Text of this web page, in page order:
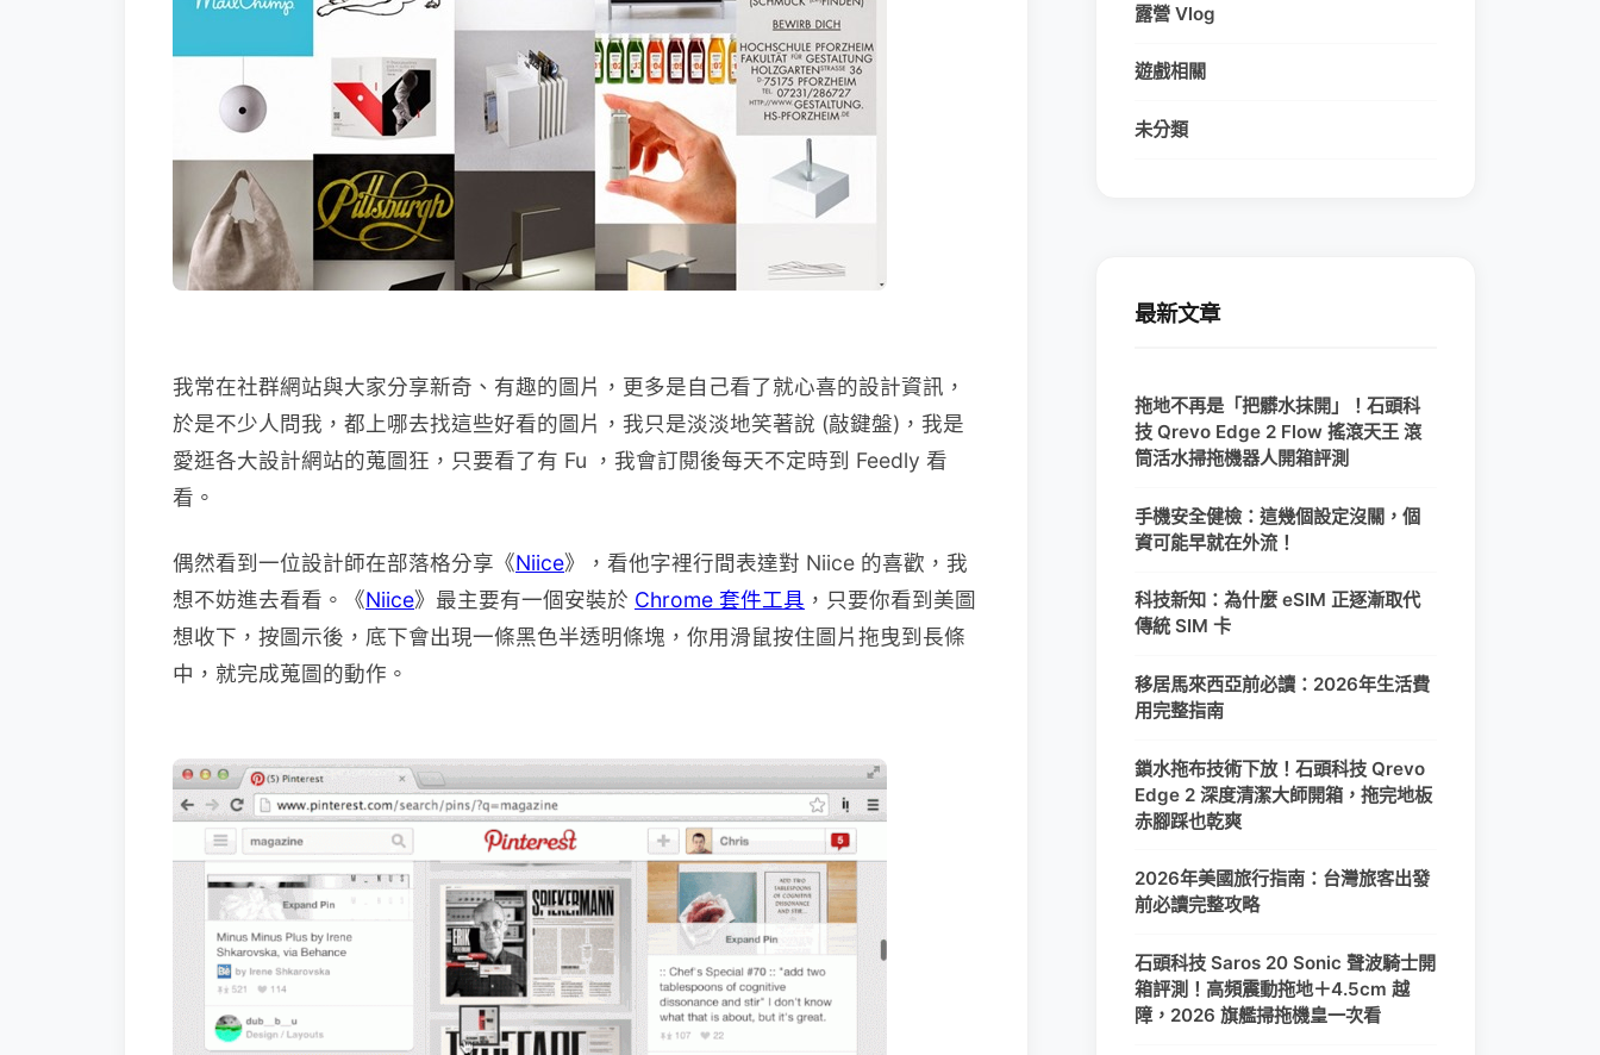
我常在社群網站與大家分享新奇、有趣的圖片，更多是自己看了就心喜的設計資訊，
於是不少人問我，都上哪去找這些好看的圖片，我只是淡淡地笑著說 (敲鍵盤)，我是
愛逛各大設計網站的蒐圖狂，只要看了有 Fu ，我會訂閱後每天不定時到 Feedly 看
看。
偶然看到一位設計師在部落格分享《Niice》，看他字裡行間表達對 Niice 的喜歡，我
想不妨進去看看。《Niice》最主要有一個安裝於 Chrome 套件工具 ，只要你看到美圖
想收下，按圖示後，底下會出現一條黑色半透明條塊，你用滑鼠按住圖片拖曳到長條
中，就完成蒐圖的動作。
露營 Vlog
遊戲相關
未分類
最新文章
拖地不再是「把髒水抹開」！石頭科
技 Qrevo Edge 2 Flow 搖滾天王 滾
筒活水掃拖機器人開箱評測
手機安全健檢：這幾個設定沒關，個
資可能早就在外流！
科技新知：為什麼 eSIM 正逐漸取代
傳統 SIM 卡
移居馬來西亞前必讀：2026年生活費
用完整指南
鎖水拖布技術下放！石頭科技 Qrevo
Edge 2 深度清潔大師開箱，拖完地板
赤腳踩也乾爽
2026年美國旅行指南：台灣旅客出發
前必讀完整攻略
石頭科技 Saros 20 Sonic 聲波騎士開
箱評測！高頻震動拖地＋4.5cm 越
障，2026 旗艦掃拖機皇一次看